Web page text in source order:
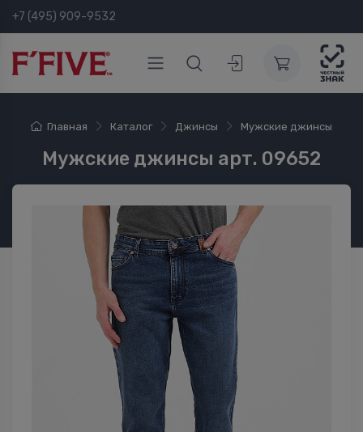
+7 (495) 909-9532
Главная Каталог Джинсы Мужские джинсы
Мужские джинсы арт. 09652